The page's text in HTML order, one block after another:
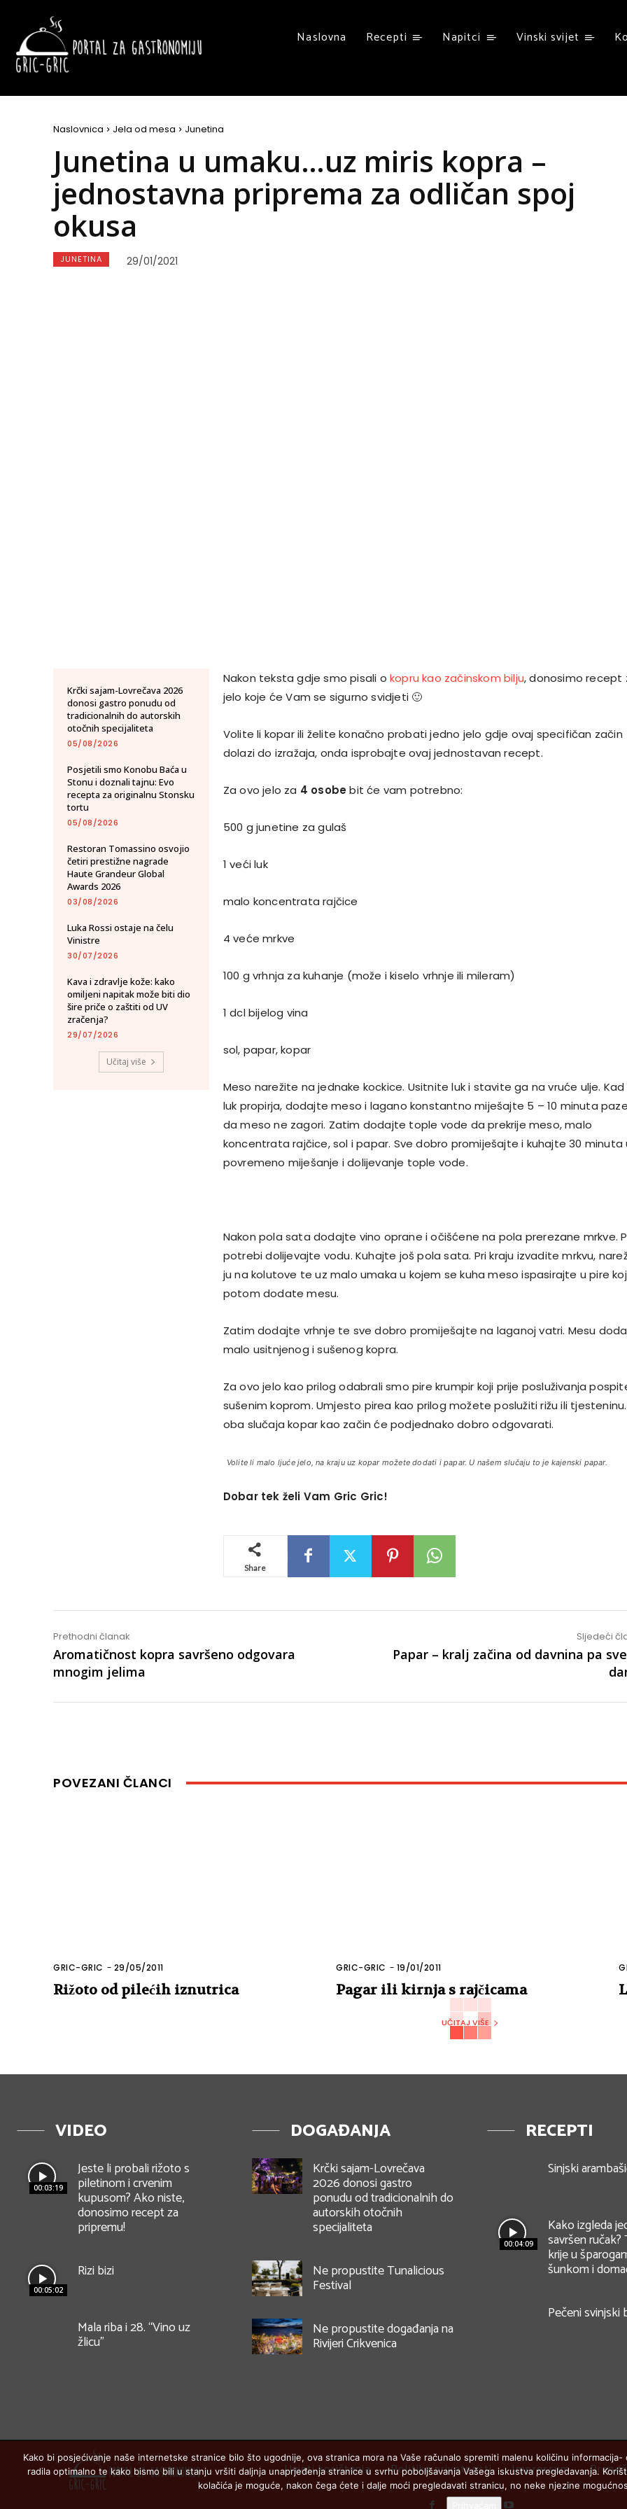
Naslovna Recepti Napitci Vinski svijet
Naslovnica Jela od mesa Junetina
Junetina u umaku…uz miris kopra –
jednostavna priprema za odličan spoj
okusa
JUNETINA 29/01/2021
Krčki sajam-Lovrečava 2026
donosi gastro ponudu od
tradicionalnih do autorskih
otočnih specijaliteta
05/08/2026
Posjetili smo Konobu Baća u
Stonu i doznali tajnu: Evo
recepta za originalnu Stonsku
tortu
05/08/2026
Restoran Tomassino osvojio
četiri prestižne nagrade
Haute Grandeur Global
Awards 2026
03/08/2026
Luka Rossi ostaje na čelu
Vinistre
30/07/2026
Kava i zdravlje kože: kako
omiljeni napitak može biti dio
šire priče o zaštiti od UV
zračenja?
29/07/2026
Učitaj više
Nakon teksta gdje smo pisali o kopru kao začinskom bilju, donosimo recept
jelo koje će Vam se sigurno svidjeti 🙂
Volite li kopar ili želite konačno probati jedno jelo gdje ovaj specifičan začin
dolazi do izražaja, onda isprobajte ovaj jednostavan recept.
Za ovo jelo za 4 osobebit će vam potrebno:
500 g junetine za gulaš
1 veći luk
malo koncentrata rajčice
4 veće mrkve
100 g vrhnja za kuhanje (može i kiselo vrhnje ili mileram)
1 dcl bijelog vina
sol, papar, kopar
Meso narežite na jednake kockice. Usitnite luk i stavite ga na vruće ulje. Kad
luk propirja, dodajte meso i lagano konstantno miješajte 5 – 10 minuta
da meso ne zagori. Zatim dodajte tople vode da prekrije meso, malo
koncentrata rajčice, sol i papar. Sve dobro promiješajte i kuhajte 30 minuta
povremeno miješanje i dolijevanje tople vode.
Nakon pola sata dodajte vino oprane i očišćene na pola prerezane mrkve.
potrebi dolijevajte vodu. Kuhajte još pola sata. Pri kraju izvadite mrkvu,
ju na kolutove te uz malo umaka u kojem se kuha meso ispasirajte u pire
potom dodate mesu.
Zatim dodajte vrhnje te sve dobro promiješajte na laganoj vatri. Mesu
malo usitnjenog i sušenog kopra.
Za ovo jelo kao prilog odabrali smo pire krumpir koji prije posluživanja
sušenim koprom. Umjesto pirea kao prilog možete poslužiti rižu ili tjesteninu.
oba slučaja kopar kao začin će podjednako dobro odgovarati.
Volite li malo ljuće jelo, na kraju uz kopar možete dodati i papar. U našem slučaju to je kajenski papar.
Dobar tek želi Vam Gric Gric!
Share
Prethodni članak
Aromatičnost kopra savršeno odgovara
mnogim jelima
Sljedeći
Papar – kralj začina od davnina pa
POVEZANI ČLANCI
GRIC-GRIC - 29/05/2011
Rižoto od pilećih iznutrica
GRIC-GRIC - 19/01/2011
Pagar ili kirnja s rajčicama
UČITAJ VIŠE
VIDEO
00:03:19
Jeste li probali rižoto s
piletinom i crvenim
kupusom? Ako niste,
donosimo recept za
pripremu!
00:05:02
Rizi bizi
Mala riba i 28. “Vino uz
žlicu”
DOGAĐANJA
Krčki sajam-Lovrečava
2026 donosi gastro
ponudu od tradicionalnih do
autorskih otočnih
specijaliteta
Ne propustite Tunalicious
Festival
Ne propustite događanja na
Rivijeri Crikvenica
RECEPTI
Sinjski
00:04:09
Kako izgleda
savršen ručak?
krije u
šunkom i
Pečeni svinjski
Uvjeti korištenja Politika privatnosti Impressum
Kako bi posjećivanje naše internetske stranice bilo što ugodnije, ova stranica mora na Vaše računalo spremiti malenu količinu
radila optimalno te kako bismo bili u stanju vršiti daljnja unaprjeđenja stranice u svrhu poboljšavanja Vašega iskustva pregledavanja.
kolačića je moguće, nakon čega ćete i dalje moći pregledavati stranicu, no neke njezine